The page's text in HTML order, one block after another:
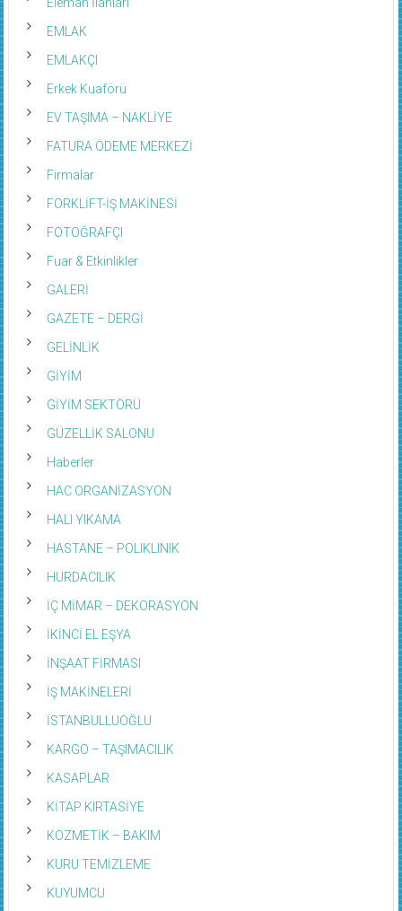
EMLAK
EMLAKÇI
Erkek Kuaförü
EV TAŞIMA – NAKLİYE
FATURA ÖDEME MERKEZİ
Firmalar
FORKLİFT-İŞ MAKİNESİ
FOTOĞRAFÇI
Fuar & Etkinlikler
GALERİ
GAZETE – DERGİ
GELİNLİK
GİYİM
GİYİM SEKTÖRÜ
GÜZELLİK SALONU
Haberler
HAC ORGANİZASYON
HALI YIKAMA
HASTANE – POLIKLINIK
HURDACILIK
İÇ MİMAR – DEKORASYON
İKİNCİ EL EŞYA
İNŞAAT FİRMASI
İŞ MAKİNELERİ
İSTANBULLUOĞLU
KARGO – TAŞIMACILIK
KASAPLAR
KİTAP KIRTASİYE
KOZMETİK – BAKIM
KURU TEMİZLEME
KUYUMCU